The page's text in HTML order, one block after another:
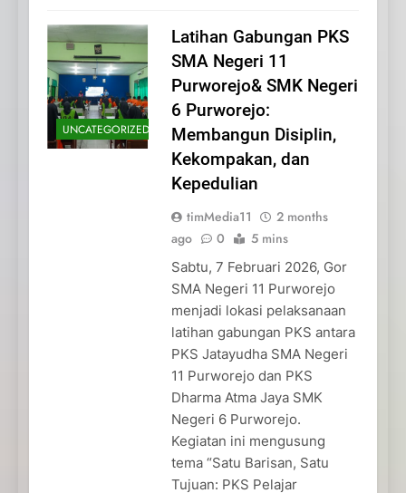
UNCATEGORIZED
Latihan Gabungan PKS
SMA Negeri 11
Purworejo& SMK Negeri
6 Purworejo:
Membangun Disiplin,
Kekompakan, dan
Kepedulian
timMedia11
2 months
ago
0 5 mins
Sabtu, 7 Februari 2026, Gor
SMA Negeri 11 Purworejo
menjadi lokasi pelaksanaan
latihan gabungan PKS antara
PKS Jatayudha SMA Negeri
11 Purworejo dan PKS
Dharma Atma Jaya SMK
Negeri 6 Purworejo.
Kegiatan ini mengusung
tema “Satu Barisan, Satu
Tujuan: PKS Pelajar